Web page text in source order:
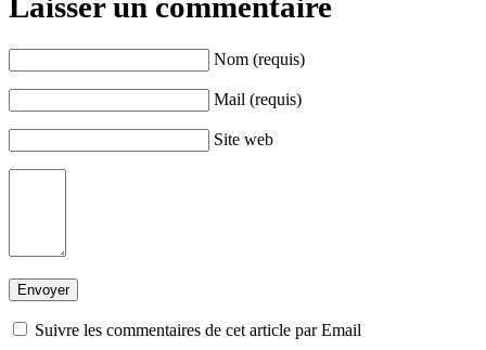
Nom (requis)
Mail (requis)
Site web
Suivre les commentaires de cet article par Email